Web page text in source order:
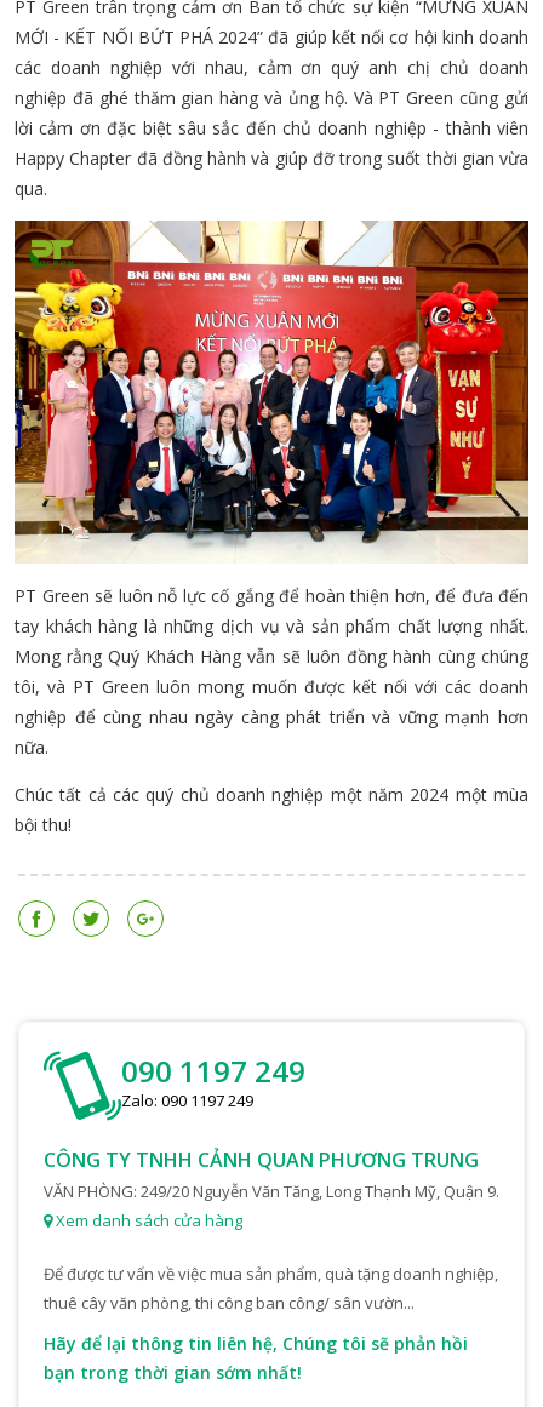
PT Green trân trọng cảm ơn Ban tổ chức sự kiện “MỪNG XUÂN
MỚI - KẾT NỐI BỨT PHÁ 2024” đã giúp kết nối cơ hội kinh doanh
các doanh nghiệp với nhau, cảm ơn quý anh chị chủ doanh
nghiệp đã ghé thăm gian hàng và ủng hộ. Và PT Green cũng gửi
lời cảm ơn đặc biệt sâu sắc đến chủ doanh nghiệp - thành viên
Happy Chapter đã đồng hành và giúp đỡ trong suốt thời gian vừa
qua.
PT Green sẽ luôn nỗ lực cố gắng để hoàn thiện hơn, để đưa đến
tay khách hàng là những dịch vụ và sản phẩm chất lượng nhất.
Mong rằng Quý Khách Hàng vẫn sẽ luôn đồng hành cùng chúng
tôi, và PT Green luôn mong muốn được kết nối với các doanh
nghiệp để cùng nhau ngày càng phát triển và vững mạnh hơn
nữa.
Chúc tất cả các quý chủ doanh nghiệp một năm 2024 một mùa
bội thu!
090 1197 249
Zalo: 090 1197 249
CÔNG TY TNHH CẢNH QUAN PHƯƠNG TRUNG
VĂN PHÒNG: 249/20 Nguyễn Văn Tăng, Long Thạnh Mỹ, Quận 9.
Xem danh sách cửa hàng
Để được tư vấn về việc mua sản phẩm, quà tặng doanh nghiệp,
thuê cây văn phòng, thi công ban công/ sân vườn...
Hãy để lại thông tin liên hệ, Chúng tôi sẽ phản hồi
bạn trong thời gian sớm nhất!